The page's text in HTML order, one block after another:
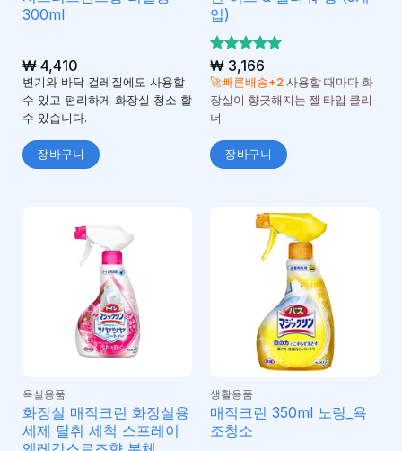
300ml
₩4,410
변기와 바닥 걸레질에도 사용할
수 있고 편리하게 화장실 청소 할
수 있습니다.
장바구니
입)
5 중에서
5로 평가
됨
₩3,166
🚀빠른배송+2 사용할 때마다 화
장실이 향긋해지는 젤 타입 클리
너
장바구니
욕실용품
화장실 매직크린 화장실용
세제 탈취 세척 스프레이
생활용품
매직크린 350ml 노랑_욕
조청소